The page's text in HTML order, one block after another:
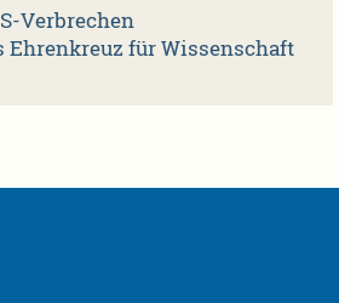
Verbrechen
Ehrenkreuz für Wissenschaft